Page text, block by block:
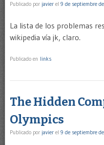
Publicado por javier el 9 de septiembre
La lista de los problemas
wikipedia vía jk, claro.
Publicado en links
The Hidden
Olympics
Publicado por javier el 9 de septiembre